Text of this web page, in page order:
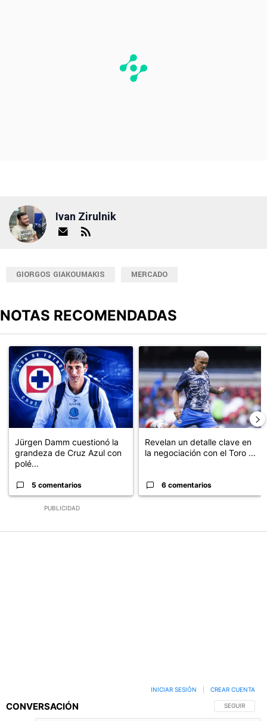
Ivan Zirulnik
GIORGOS GIAKOUMAKIS MERCADO
NOTAS RECOMENDADAS
PUBLICIDAD
Un artículo de tendencia con el título "Jürgen Damm cuestionó
Jürgen Damm cuestionó la
grandeza de Cruz Azul con
polé...
5 comentarios
Un artículo de tendencia con
Revelan un detalle clave en
la negociación con el Toro ...
6 comentarios
CONVERSACIÓN SIGA ESTA
SEGUIR
INICIAR SESIÓN CREAR CUENTA